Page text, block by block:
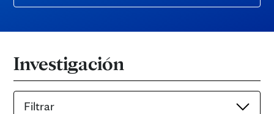
Investigación
Filtrar